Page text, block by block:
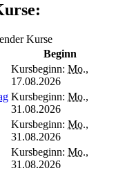
Kurse
Beginn
Kursbeginn: Mo.,
17.08.2026
Kursbeginn: Mo.,
31.08.2026
Kursbeginn: Mo.,
31.08.2026
Kursbeginn: Mo.,
31.08.2026